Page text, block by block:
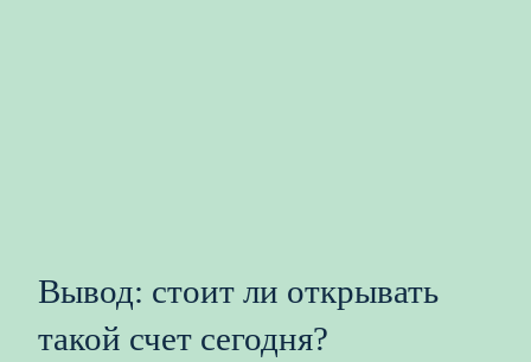
Вывод: стоит ли открывать
такой счет сегодня?